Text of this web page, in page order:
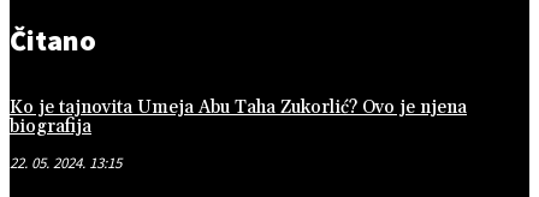
Čitano
Ko je tajnovita Umeja Abu Taha Zukorlić? Ovo je njena
biografija
22. 05. 2024. 13:15